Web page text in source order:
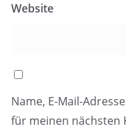
Website
Name, E-Mail-
für meinen nächsten